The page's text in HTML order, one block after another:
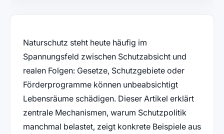
Naturschutz steht heute häufig im
Spannungsfeld zwischen Schutzabsicht und
realen Folgen: Gesetze, Schutzgebiete oder
Förderprogramme können unbeabsichtigt
Lebensräume schädigen. Dieser Artikel erklärt
zentrale Mechanismen, warum Schutzpolitik
manchmal belastet, zeigt konkrete Beispiele aus